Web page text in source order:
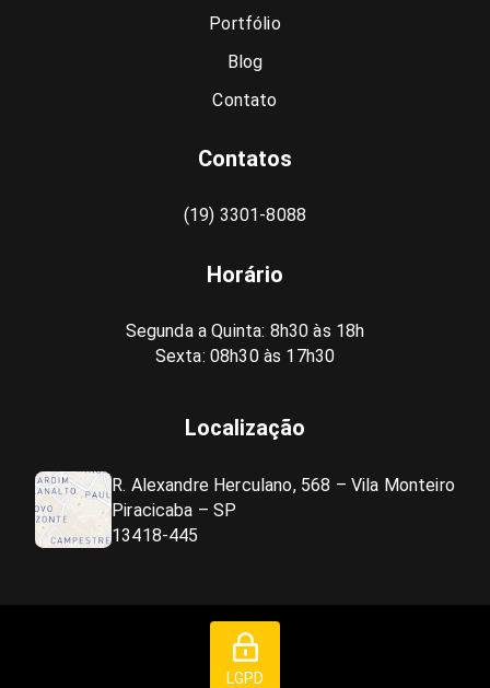
Portfólio
Blog
Contato
Contatos
(19) 3301-8088
Horário
Segunda a Quinta: 8h30 às 18h
Sexta: 08h30 às 17h30
Localização
R. Alexandre Herculano, 568 – Vila Monteiro
Piracicaba – SP
13418-445
LGPD